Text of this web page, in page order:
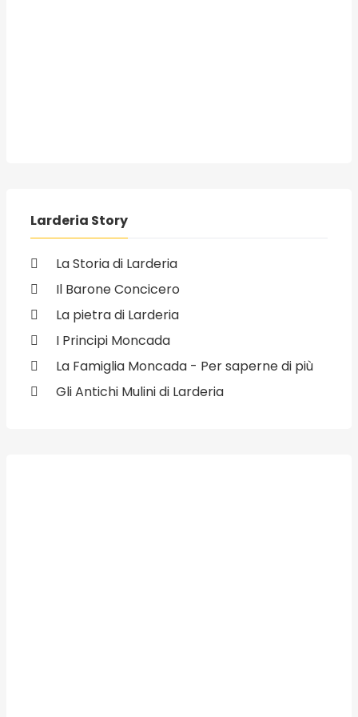
Larderia Story
La Storia di Larderia
Il Barone Concicero
La pietra di Larderia
I Principi Moncada
La Famiglia Moncada - Per saperne di più
Gli Antichi Mulini di Larderia